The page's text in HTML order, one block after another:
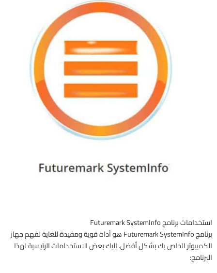
استخدامات برنامج Futuremark SystemInfo
برنامج Futuremark SystemInfo هو أداة قوية ومفيدة للغاية لفهم جهاز
الكمبيوتر الخاص بك بشكل أفضل. إليك بعض الاستخدامات الرئيسية لهذا
البرنامج: